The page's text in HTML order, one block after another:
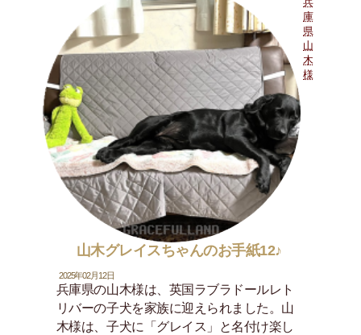
庫
県
山
木
様
山木グレイスちゃんのお手紙12♪
2025年02月12日
兵庫県の山木様は、英国ラブラドールレト
リバーの子犬を家族に迎えられました。山
木様は、子犬に「グレイス」と名付け楽し